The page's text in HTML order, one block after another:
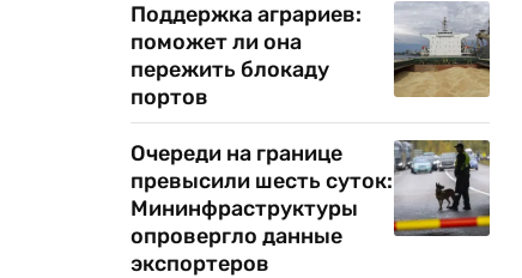
Поддержка аграриев:
поможет ли она
пережить блокаду
портов
Очереди на границе
превысили шесть суток:
Мининфраструктуры
опровергло данные
экспортеров